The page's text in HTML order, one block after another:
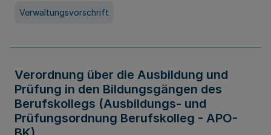
Verwaltungsvorschrift
Verordnung über die Ausbildung und
Prüfung in den Bildungsgängen des
Berufskollegs (Ausbildungs- und
Prüfungsordnung Berufskolleg - APO-